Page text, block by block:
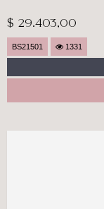
$ 29.403,00
BS21501 1331